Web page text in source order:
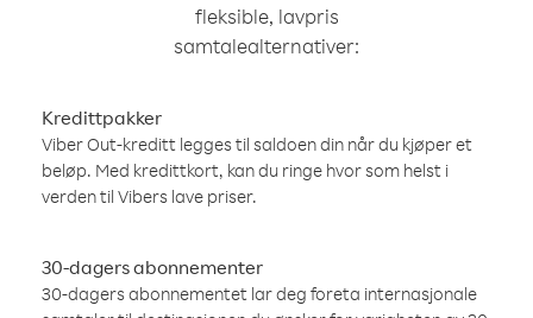
fleksible, lavpris
samtalealternativer:
Kredittpakker
Viber Out-kreditt legges til saldoen din når du kjøper et
beløp. Med kredittkort, kan du ringe hvor som helst i
verden til Vibers lave priser.
30-dagers abonnementer
30-dagers abonnementet lar deg foreta internasjonale